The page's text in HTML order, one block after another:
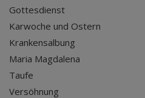
Gottesdienst
Karwoche und Ostern
Krankensalbung
Maria Magdalena
Taufe
Versöhnung